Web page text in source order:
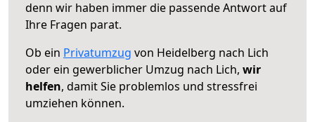
denn wir haben immer die passende Antwort auf
Ihre Fragen parat.
Ob ein Privatumzug von Heidelberg nach Lich
oder ein gewerblicher Umzug nach Lich, wir
helfen, damit Sie problemlos und stressfrei
umziehen können.